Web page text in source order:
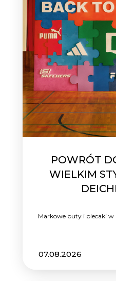
POWRÓT
WIELKIM
Markowe buty i plecaki w
07.08.2026